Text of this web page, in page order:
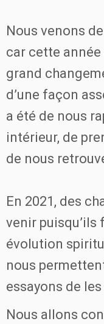
Nous venons
car cette
grand
d’une façon
a été de nous
intérieur, de
de nous
En 2021, des
venir
évolution
nous
essayons de
Nous allons